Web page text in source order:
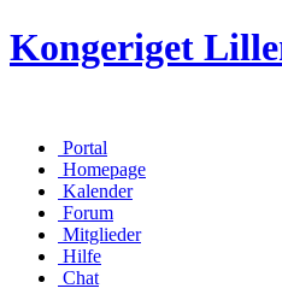
Kongeriget
Portal
Homepage
Kalender
Forum
Mitglieder
Hilfe
Chat